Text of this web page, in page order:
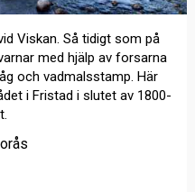
Viskan. Så tidigt som på
med hjälp av forsarna
och vadmalsstamp. Här
i Fristad i slutet av 1800-